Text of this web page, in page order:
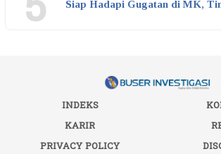
Siap Hadapi Gugatan di MK,
INDEKS
KARIR
PRIVACY POLICY